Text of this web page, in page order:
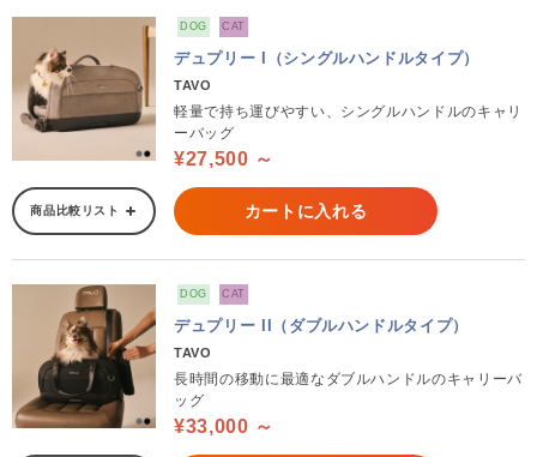
DOG CAT
デュプリー I（シングルハンドルタイプ）
TAVO
軽量で持ち運びやすい、シングルハンドルのキャリ
ーバッグ
¥27,500 ～
商品比較リスト カートに入れる
DOG CAT
デュプリー II（ダブルハンドルタイプ）
TAVO
長時間の移動に最適なダブルハンドルのキャリーバ
ッグ
¥33,000 ～